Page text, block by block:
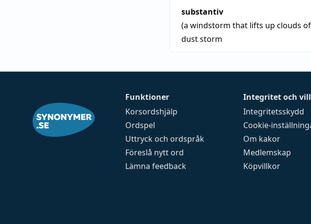
substantiv
(a windstorm that lifts up clouds
dust storm
Funktioner
Korsordshjälp
Ordspel
Uttryck och ordspråk
Föreslå nytt ord
Lämna feedback
Integritet och
Integritetsskydd
Cookie-
Om kakor
Medlemskap
Köpvillkor